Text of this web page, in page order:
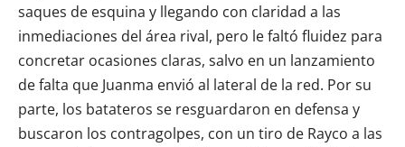
saques de esquina y llegando con claridad a las
inmediaciones del área rival, pero le faltó fluidez para
concretar ocasiones claras, salvo en un lanzamiento
de falta que Juanma envió al lateral de la red. Por su
parte, los batateros se resguardaron en defensa y
buscaron los contragolpes, con un tiro de Rayco a las